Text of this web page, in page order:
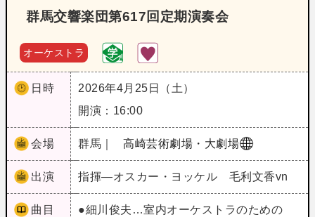
群馬交響楽団第617回定期演奏会
オーケストラ
日時
2026年4月25日（土）
開演：16:00
会場 群馬｜ 高崎芸術劇場・大劇場
出演 指揮―オスカー・ヨッケル 毛利文香vn
曲目
●細川俊夫…室内オーケストラのための